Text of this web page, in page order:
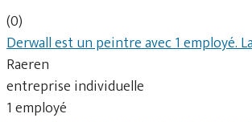
(0)
Derwall est un peintre avec 1 employé.
Raeren
entreprise individuelle
1 employé